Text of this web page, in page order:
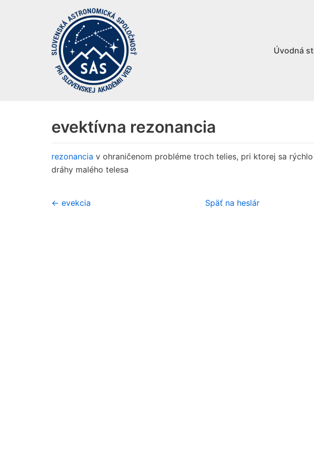
Úvodná
evektívna rezonancia
rezonancia v ohraničenom probléme troch telies, pri ktorej sa
dráhy malého telesa
← evekcia Späť na heslár